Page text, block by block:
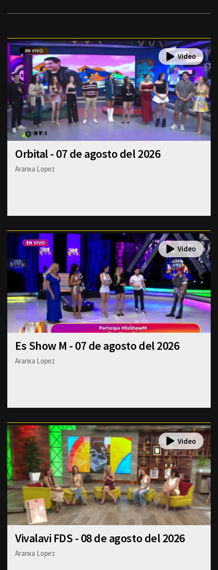
Orbital - 07 de agosto del 2026
Aranxa Lopez
Es Show M - 07 de agosto del 2026
Aranxa Lopez
Vivalavi FDS - 08 de agosto del 2026
Aranxa Lopez